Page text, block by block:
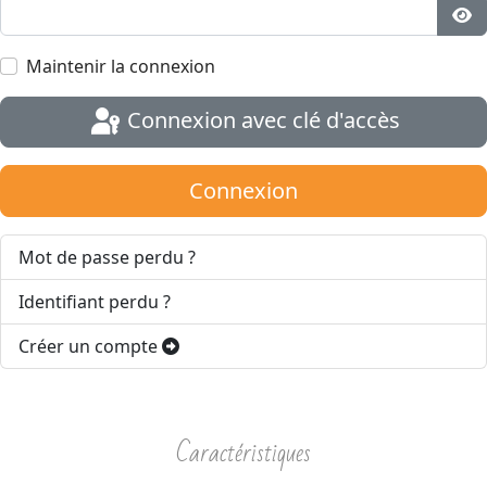
Maintenir la connexion
Connexion avec clé d'accès
Connexion
Mot de passe perdu ?
Identifiant perdu ?
Créer un compte
Caractéristiques